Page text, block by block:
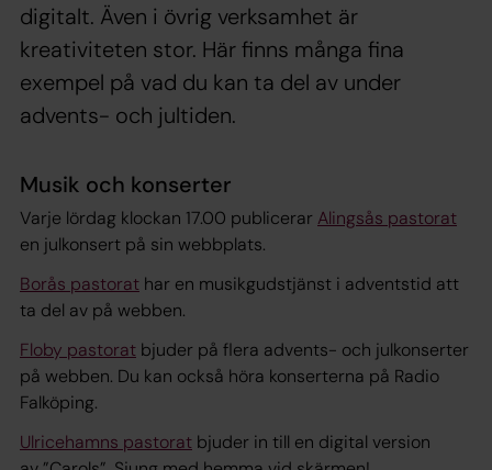
digitalt. Även i övrig verksamhet är
kreativiteten stor. Här finns många fina
exempel på vad du kan ta del av under
advents- och jultiden.
Musik och konserter
Varje lördag klockan 17.00 publicerar Alingsås pastorat
en julkonsert på sin webbplats.
Borås pastorat har en musikgudstjänst i adventstid att
ta del av på webben.
Floby pastorat bjuder på flera advents- och julkonserter
på webben. Du kan också höra konserterna på Radio
Falköping.
Ulricehamns pastorat bjuder in till en digital version